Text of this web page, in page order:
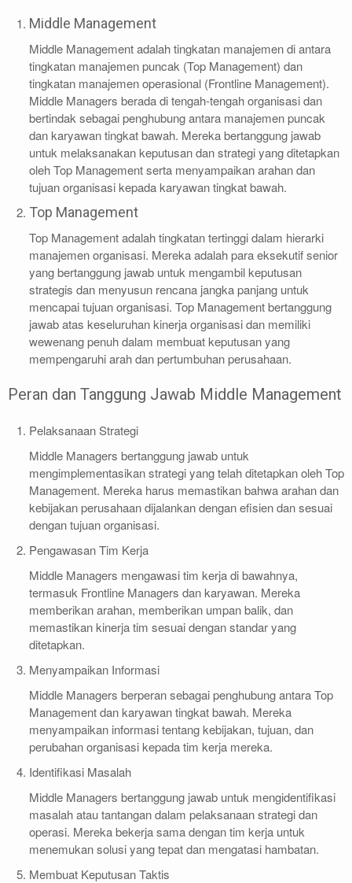
Middle Management
Middle Management adalah tingkatan manajemen di antara
tingkatan manajemen puncak (Top Management) dan
tingkatan manajemen operasional (Frontline Management).
Middle Managers berada di tengah-tengah organisasi dan
bertindak sebagai penghubung antara manajemen puncak
dan karyawan tingkat bawah. Mereka bertanggung jawab
untuk melaksanakan keputusan dan strategi yang ditetapkan
oleh Top Management serta menyampaikan arahan dan
tujuan organisasi kepada karyawan tingkat bawah.
Top Management
Top Management adalah tingkatan tertinggi dalam hierarki
manajemen organisasi. Mereka adalah para eksekutif senior
yang bertanggung jawab untuk mengambil keputusan
strategis dan menyusun rencana jangka panjang untuk
mencapai tujuan organisasi. Top Management bertanggung
jawab atas keseluruhan kinerja organisasi dan memiliki
wewenang penuh dalam membuat keputusan yang
mempengaruhi arah dan pertumbuhan perusahaan.
Peran dan Tanggung Jawab Middle Management
Pelaksanaan Strategi
Middle Managers bertanggung jawab untuk
mengimplementasikan strategi yang telah ditetapkan oleh Top
Management. Mereka harus memastikan bahwa arahan dan
kebijakan perusahaan dijalankan dengan efisien dan sesuai
dengan tujuan organisasi.
Pengawasan Tim Kerja
Middle Managers mengawasi tim kerja di bawahnya,
termasuk Frontline Managers dan karyawan. Mereka
memberikan arahan, memberikan umpan balik, dan
memastikan kinerja tim sesuai dengan standar yang
ditetapkan.
Menyampaikan Informasi
Middle Managers berperan sebagai penghubung antara Top
Management dan karyawan tingkat bawah. Mereka
menyampaikan informasi tentang kebijakan, tujuan, dan
perubahan organisasi kepada tim kerja mereka.
Identifikasi Masalah
Middle Managers bertanggung jawab untuk mengidentifikasi
masalah atau tantangan dalam pelaksanaan strategi dan
operasi. Mereka bekerja sama dengan tim kerja untuk
menemukan solusi yang tepat dan mengatasi hambatan.
Membuat Keputusan Taktis